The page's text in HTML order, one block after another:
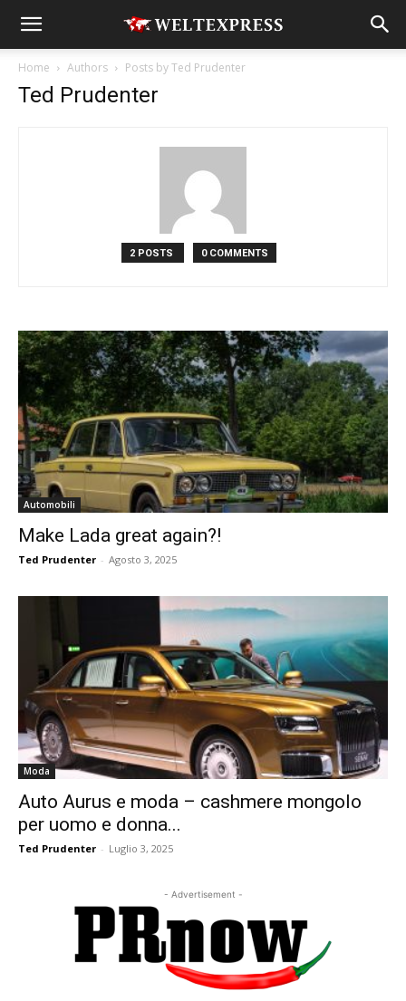
Home Authors Posts by Ted Prudenter
Ted Prudenter
2 POSTS 0 COMMENTS
Automobili
Make Lada great again?!
Ted Prudenter - Agosto 3, 2025
Moda
Auto Aurus e moda – cashmere mongolo
per uomo e donna...
Ted Prudenter - Luglio 3, 2025
- Advertisement -